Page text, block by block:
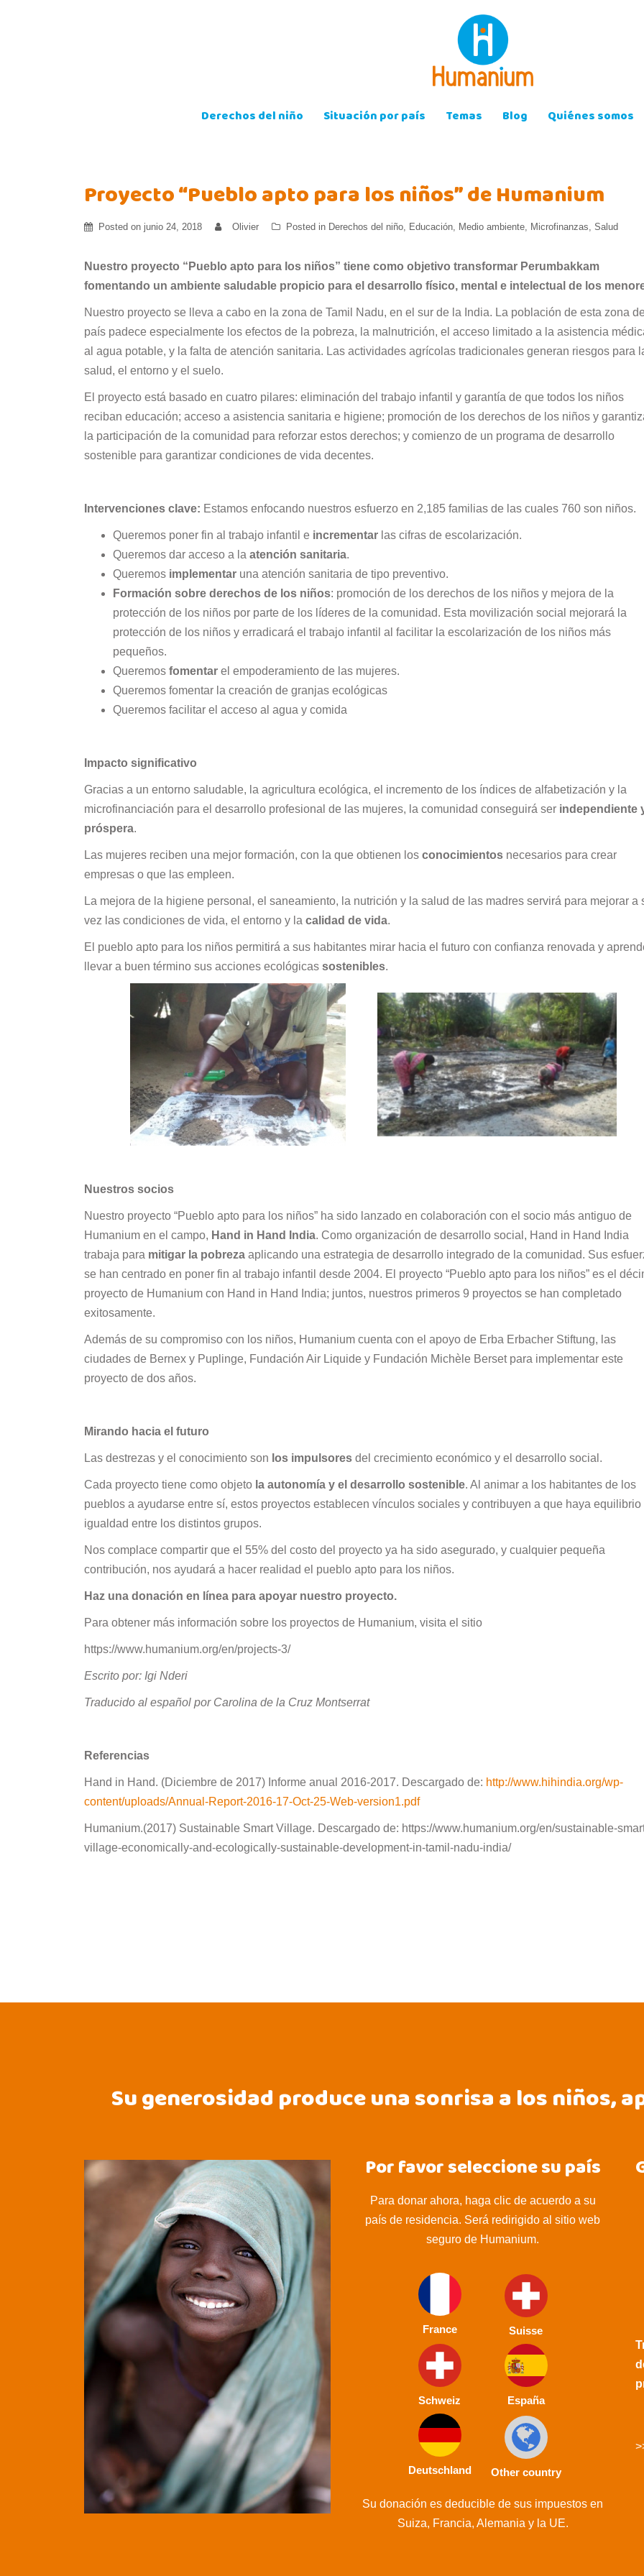
Derechos del niño Situación por país Temas Blog Quiénes somos
Proyecto “Pueblo apto para los niños” de Humanium
Posted on junio 24, 2018 Olivier Posted in Derechos del niño, Educación, Medio ambiente, Microfinanzas, Salud
Nuestro proyecto “Pueblo apto para los niños” tiene como objetivo transformar Perumbakkam
fomentando un ambiente saludable propicio para el desarrollo físico, mental e intelectual de los
Nuestro proyecto se lleva a cabo en la zona de Tamil Nadu, en el sur de la India. La población de esta zona
país padece especialmente los efectos de la pobreza, la malnutrición, el acceso limitado a la asistencia
al agua potable, y la falta de atención sanitaria. Las actividades agrícolas tradicionales generan riesgos para
salud, el entorno y el suelo.
El proyecto está basado en cuatro pilares: eliminación del trabajo infantil y garantía de que todos los niños
reciban educación; acceso a asistencia sanitaria e higiene; promoción de los derechos de los niños y
la participación de la comunidad para reforzar estos derechos; y comienzo de un programa de desarrollo
sostenible para garantizar condiciones de vida decentes.
Intervenciones clave: Estamos enfocando nuestros esfuerzo en 2,185 familias de las cuales 760 son niños.
Queremos poner fin al trabajo infantil e incrementar las cifras de escolarización.
Queremos dar acceso a la atención sanitaria.
Queremos implementar una atención sanitaria de tipo preventivo.
Formación sobre derechos de los niños: promoción de los derechos de los niños y mejora de la
protección de los niños por parte de los líderes de la comunidad. Esta movilización social mejorará la
protección de los niños y erradicará el trabajo infantil al facilitar la escolarización de los niños más
pequeños.
Queremos fomentar el empoderamiento de las mujeres.
Queremos fomentar la creación de granjas ecológicas
Queremos facilitar el acceso al agua y comida
Impacto significativo
Gracias a un entorno saludable, la agricultura ecológica, el incremento de los índices de alfabetización y la
microfinanciación para el desarrollo profesional de las mujeres, la comunidad conseguirá ser independiente
próspera.
Las mujeres reciben una mejor formación, con la que obtienen los conocimientos necesarios para crear
empresas o que las empleen.
La mejora de la higiene personal, el saneamiento, la nutrición y la salud de las madres servirá para mejorar a
vez las condiciones de vida, el entorno y la calidad de vida.
El pueblo apto para los niños permitirá a sus habitantes mirar hacia el futuro con confianza renovada y
llevar a buen término sus acciones ecológicas sostenibles.
Nuestros socios
Nuestro proyecto “Pueblo apto para los niños” ha sido lanzado en colaboración con el socio más antiguo de
Humanium en el campo, Hand in Hand India. Como organización de desarrollo social, Hand in Hand India
trabaja para mitigar la pobreza aplicando una estrategia de desarrollo integrado de la comunidad. Sus
se han centrado en poner fin al trabajo infantil desde 2004. El proyecto “Pueblo apto para los niños” es el
proyecto de Humanium con Hand in Hand India; juntos, nuestros primeros 9 proyectos se han completado
exitosamente.
Además de su compromiso con los niños, Humanium cuenta con el apoyo de Erba Erbacher Stiftung, las
ciudades de Bernex y Puplinge, Fundación Air Liquide y Fundación Michèle Berset para implementar este
proyecto de dos años.
Mirando hacia el futuro
Las destrezas y el conocimiento son los impulsores del crecimiento económico y el desarrollo social.
Cada proyecto tiene como objeto la autonomía y el desarrollo sostenible. Al animar a los habitantes de los
pueblos a ayudarse entre sí, estos proyectos establecen vínculos sociales y contribuyen a que haya equilibrio
igualdad entre los distintos grupos.
Nos complace compartir que el 55% del costo del proyecto ya ha sido asegurado, y cualquier pequeña
contribución, nos ayudará a hacer realidad el pueblo apto para los niños.
Haz una donación en línea para apoyar nuestro proyecto.
Para obtener más información sobre los proyectos de Humanium, visita el sitio
https://www.humanium.org/en/projects-3/
Escrito por: Igi Nderi
Traducido al español por Carolina de la Cruz Montserrat
Referencias
Hand in Hand. (Diciembre de 2017) Informe anual 2016-2017. Descargado de: http://www.hihindia.org/wp-
content/uploads/Annual-Report-2016-17-Oct-25-Web-version1.pdf
Humanium.(2017) Sustainable Smart Village. Descargado de: https://www.humanium.org/en/sustainable-
village-economically-and-ecologically-sustainable-development-in-tamil-nadu-india/
Su generosidad produce una sonrisa a los niños,
Por favor seleccione su país
Para donar ahora, haga clic de acuerdo a su
país de residencia. Será redirigido al sitio web
seguro de Humanium.
France Suisse
Schweiz España
Deutschland Other country
Su donación es deducible de sus impuestos en
Suiza, Francia, Alemania y la UE.